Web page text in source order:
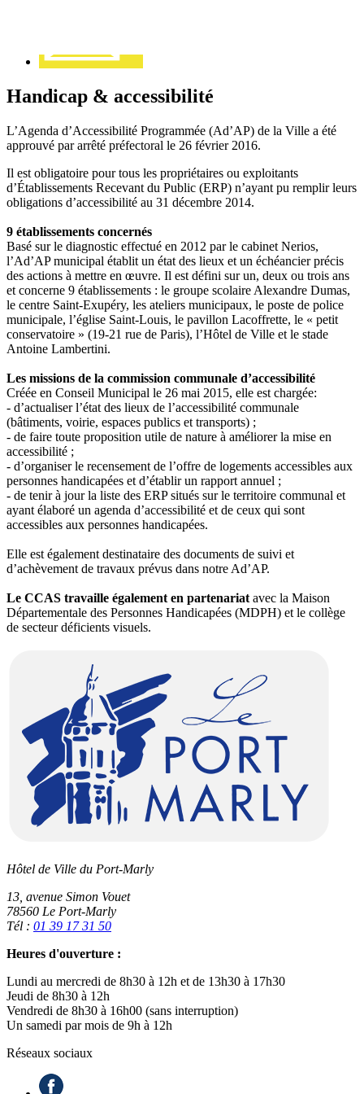
Handicap & accessibilité
L’Agenda d’Accessibilité Programmée (Ad’AP) de la Ville a été
approuvé par arrêté préfectoral le 26 février 2016.
Il est obligatoire pour tous les propriétaires ou exploitants
d’Établissements Recevant du Public (ERP) n’ayant pu remplir leurs
obligations d’accessibilité au 31 décembre 2014.
9 établissements concernés
Basé sur le diagnostic effectué en 2012 par le cabinet Nerios,
l’Ad’AP municipal établit un état des lieux et un échéancier précis
des actions à mettre en œuvre. Il est défini sur un, deux ou trois ans
et concerne 9 établissements : le groupe scolaire Alexandre Dumas,
le centre Saint-Exupéry, les ateliers municipaux, le poste de police
municipale, l’église Saint-Louis, le pavillon Lacoffrette, le « petit
conservatoire » (19-21 rue de Paris), l’Hôtel de Ville et le stade
Antoine Lambertini.
Les missions de la commission communale d’accessibilité
Créée en Conseil Municipal le 26 mai 2015, elle est chargée:
- d’actualiser l’état des lieux de l’accessibilité communale
(bâtiments, voirie, espaces publics et transports) ;
- de faire toute proposition utile de nature à améliorer la mise en
accessibilité ;
- d’organiser le recensement de l’offre de logements accessibles aux
personnes handicapées et d’établir un rapport annuel ;
- de tenir à jour la liste des ERP situés sur le territoire communal et
ayant élaboré un agenda d’accessibilité et de ceux qui sont
accessibles aux personnes handicapées.
Elle est également destinataire des documents de suivi et
d’achèvement de travaux prévus dans notre Ad’AP.
Le CCAS travaille également en partenariat avec la Maison
Départementale des Personnes Handicapées (MDPH) et le collège
de secteur déficients visuels.
Hôtel de Ville du Port-Marly
13, avenue Simon Vouet
78560 Le Port-Marly
Tél : 01 39 17 31 50
Heures d'ouverture :
Lundi au mercredi de 8h30 à 12h et de 13h30 à 17h30
Jeudi de 8h30 à 12h
Vendredi de 8h30 à 16h00 (sans interruption)
Un samedi par mois de 9h à 12h
Réseaux sociaux